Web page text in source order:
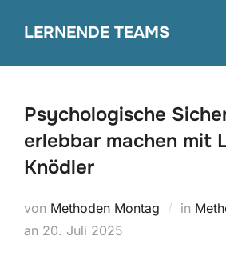
InhaltLERNENDE TEAMS
Psychologische
erlebbar machen mit
Knödler
von Methoden Montag in
an Veröffentlicht
20. Juli 2025